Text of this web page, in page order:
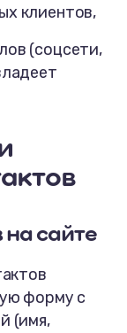
клиентов,
(соцсети,
сайте
форму с
(имя,